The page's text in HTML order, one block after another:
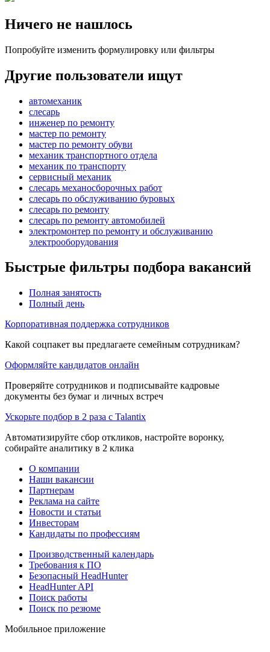
Ничего не нашлось
Попробуйте изменить формулировку или фильтры
Другие пользователи ищут
автомеханик
слесарь
инженер по ремонту
мастер по ремонту
мастер по ремонту обуви
механик транспортного отдела
механик по транспорту
сервисный механик
слесарь механосборочных работ
слесарь по обслуживанию буровых
слесарь по ремонту
слесарь по ремонту автомобилей
электромонтер по ремонту и обслуживанию
электрооборудования
Быстрые фильтры подбора вакансий
Полная занятость
Полный день
Корпоративная поддержка сотрудников
Какой соцпакет вы предлагаете семейным сотрудникам?
Оформляйте кандидатов онлайн
Проверяйте сотрудников и подписывайте кадровые
документы без бумаг и личных встреч
Ускорьте подбор в 2 раза с Talantix
Автоматизируйте сбор откликов, настройте воронку,
собирайте аналитику в 2 клика
О компании
Наши вакансии
Партнерам
Реклама на сайте
Новости и статьи
Инвесторам
Кандидаты по профессиям
Производственный календарь
Требования к ПО
Безопасный HeadHunter
HeadHunter API
Поиск работы
Поиск по резюме
Мобильное приложение